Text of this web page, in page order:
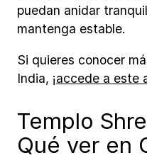
puedan anidar
mantenga estable.
Si quieres conocer
India, ¡accede a este
Templo
Qué ver en